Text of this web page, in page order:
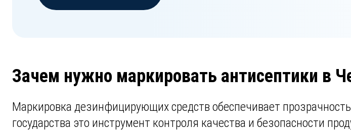
Зачем нужно маркировать антисептики в
Маркировка дезинфицирующих средств обеспечивает
государства это инструмент контроля качества и безопасности